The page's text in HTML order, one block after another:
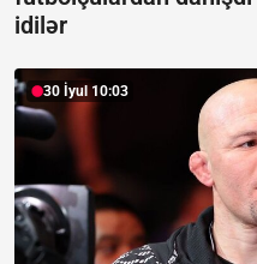
idilər
30 İyul 10:03